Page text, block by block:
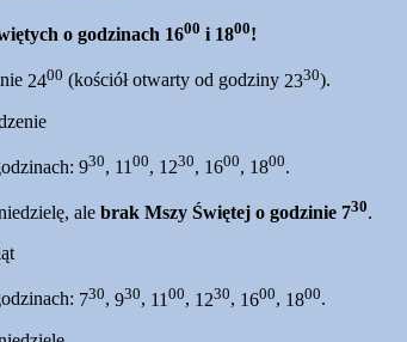
o godzinach 1600 i 1800!
2400 (kościół otwarty od godziny 2330).
930, 11 00, 1230, 1600, 1800.
ale brak Mszy Świętej o godzinie 730.
730, 930, 11 00, 1230, 1600, 1800.